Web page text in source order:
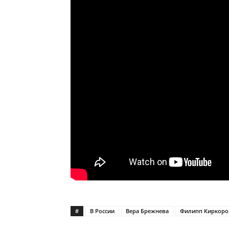
# В России Вера Брежнева Филипп